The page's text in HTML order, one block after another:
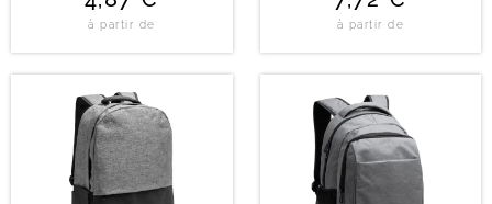
à partir de à partir de